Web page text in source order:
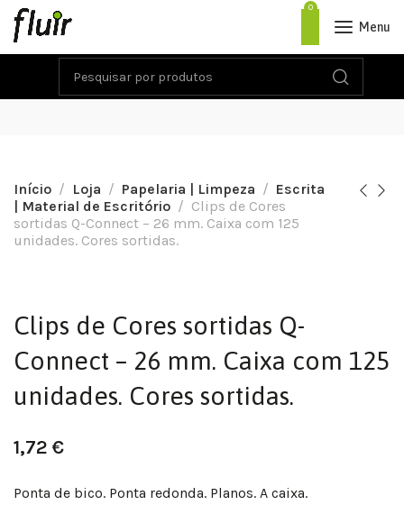
0
Menu
Início Loja Papelaria | Limpeza
Escrita
| Material de Escritório
Clips de Cores
sortidas Q-Connect – 26 mm. Caixa com 125
unidades. Cores sortidas.
Clips de Cores sortidas Q-
Connect – 26 mm. Caixa com 125
unidades. Cores sortidas.
1,72 €
Ponta de bico. Ponta redonda. Planos. A caixa.